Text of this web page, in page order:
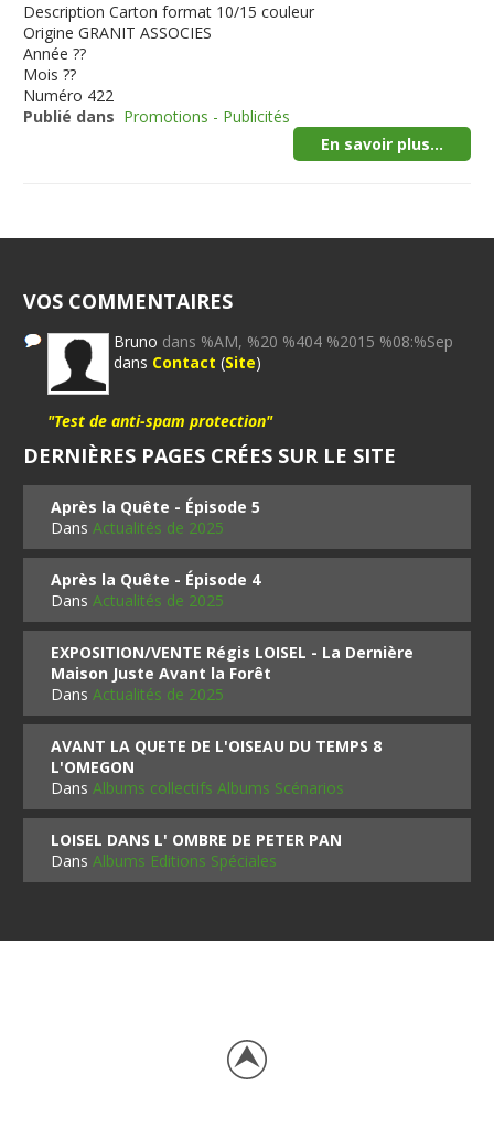
Description Carton format 10/15 couleur
Origine GRANIT ASSOCIES
Année ??
Mois ??
Numéro 422
Publié dans Promotions - Publicités
En savoir plus...
VOS COMMENTAIRES
Bruno dans %AM, %20 %404 %2015 %08:%Sep
dans Contact (Site)
"Test de anti-spam protection"
DERNIÈRES PAGES CRÉES SUR LE SITE
Après la Quête - Épisode 5
DansActualités de 2025
Après la Quête - Épisode 4
DansActualités de 2025
EXPOSITION/VENTE Régis LOISEL - La Dernière
Maison Juste Avant la Forêt
DansActualités de 2025
AVANT LA QUETE DE L'OISEAU DU TEMPS 8
L'OMEGON
DansAlbums collectifs Albums Scénarios
LOISEL DANS L' OMBRE DE PETER PAN
DansAlbums Editions Spéciales